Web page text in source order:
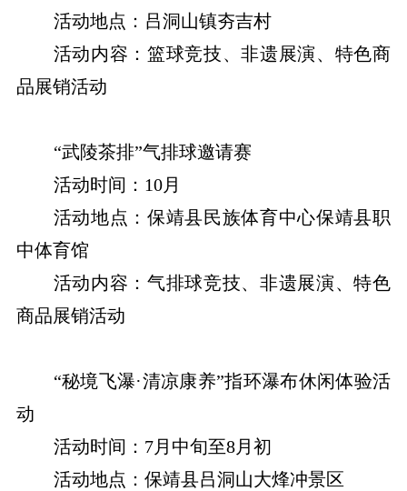
活动地点：吕洞山镇夯吉村
活动内容：篮球竞技、非遗展演、特色商
品展销活动
“武陵茶排”气排球邀请赛
活动时间：10月
活动地点：保靖县民族体育中心保靖县职
中体育馆
活动内容：气排球竞技、非遗展演、特色
商品展销活动
“秘境飞瀑·清凉康养”指环瀑布休闲体验活
动
活动时间：7月中旬至8月初
活动地点：保靖县吕洞山大烽冲景区